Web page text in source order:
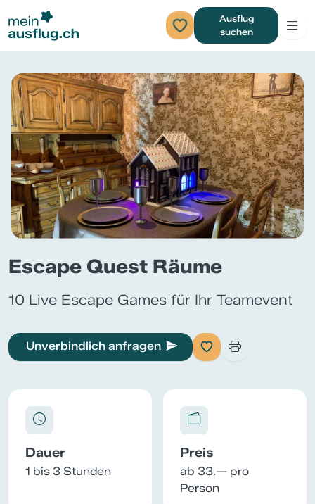
Ausflug
suchen
Escape Quest Räume
10 Live Escape Games für Ihr Teamevent
Unverbindlich anfragen
Dauer
1 bis 3 Stunden
Preis
ab 33.— pro
Person